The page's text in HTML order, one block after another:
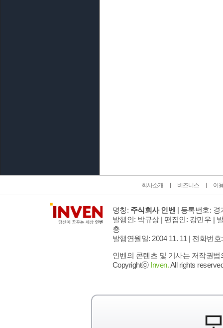
회사소개 비즈니스 이
명칭: 주식회사 인벤 | 등록번호: 경
발행인: 박규상 | 편집인: 강민우 |
층
발행연월일: 2004 11. 11 | 전화번호
인벤의 콘텐츠 및 기사는 저작권
Copyrightⓒ Inven.All rights